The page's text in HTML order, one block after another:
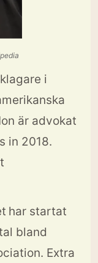
i
är advokat
in 2018.
har startat
bland
Extra